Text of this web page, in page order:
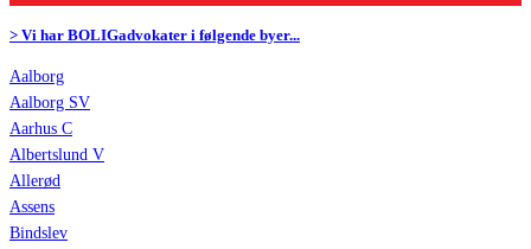
> Vi har BOLIGadvokater i følgende byer...
Aalborg
Aalborg SV
Aarhus C
Albertslund V
Allerød
Assens
Bindslev